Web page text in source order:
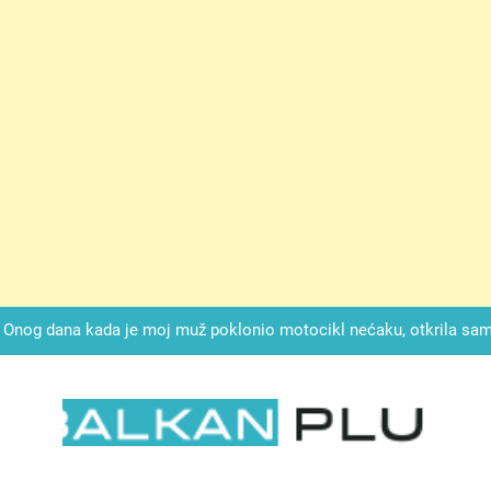
Onog dana kada je moj muž poklonio motocikl nećaku, otkrila
SAM ČAŠU: BIO JE SIN ŽENE ZA KOJU SU
mi je svekrva čupala infuziju i šaptala da umrem kako bi se
nije znala da je ispod zavoja ostao gumb koji je snimao svaku